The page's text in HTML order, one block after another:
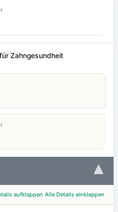
Zahngesundheit
▾
aufklappen Alle Details einklappen